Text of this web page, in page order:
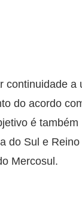
continuidade a
do acordo
é também
do Sul e Reino
Mercosul.